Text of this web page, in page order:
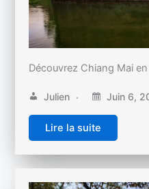
Découvrez Chiang Mai
Julien Juin 6,
Lire la suite